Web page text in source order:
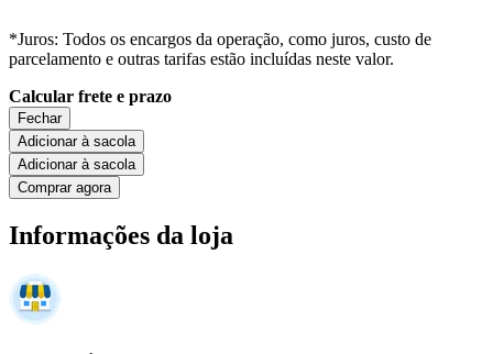
*Juros: Todos os encargos da operação, como juros, custo de
parcelamento e outras tarifas estão incluídas neste valor.
Calcular frete e prazo
Fechar
Adicionar à sacola
Adicionar à sacola
Comprar agora
Informações da loja